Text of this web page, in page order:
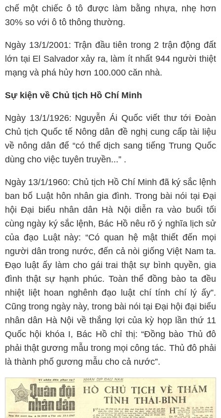
chế một chiếc ô tô được làm bằng nhựa, nhẹ hơn
30% so với ô tô thông thường.
Ngày 13/1/2001: Trận đầu tiên trong 2 trận động đất
lớn tại El Salvador xảy ra, làm ít nhất 944 người thiệt
mạng và phá hủy hơn 100.000 căn nhà.
Sự kiện về Chủ tịch Hồ Chí Minh
Ngày 13/1/1926: Nguyễn Ái Quốc viết thư tới Đoàn
Chủ tịch Quốc tế Nông dân đề nghị cung cấp tài liệu
về nông dân để “có thể dịch sang tiếng Trung Quốc
dùng cho việc tuyên truyền...” .
Ngày 13/1/1960: Chủ tịch Hồ Chí Minh đã ký sắc lệnh
ban bố Luật hôn nhân gia đình. Trong bài nói tại Đại
hội Đại biểu nhân dân Hà Nội diễn ra vào buổi tối
cùng ngày ký sắc lệnh, Bác Hồ nêu rõ ý nghĩa lịch sử
của đạo Luật này: “Có quan hệ mật thiết đến mọi
người dân trong nước, đến cả nòi giống Việt Nam ta.
Đạo luật ấy làm cho gái trai thật sự bình quyền, gia
đình thật sự hạnh phúc. Toàn thể đồng bào ta đều
nhiệt liệt hoan nghênh đạo luật chí tính chí lý ấy”.
Cũng trong ngày này, trong bài nói tại Đại hội đại biểu
nhân dân Hà Nội về thắng lợi của kỳ họp lần thứ 11
Quốc hội khóa I, Bác Hồ chỉ thị: “Đồng bào Thủ đô
phải thật gương mẫu trong mọi công tác. Thủ đô phải
là thành phố gương mẫu cho cả nước”.